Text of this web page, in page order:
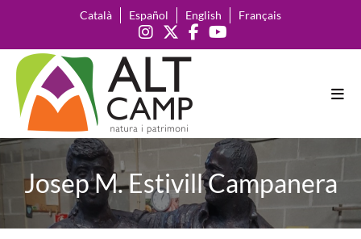
Català Español English Français
Josep M. Estivill Campanera